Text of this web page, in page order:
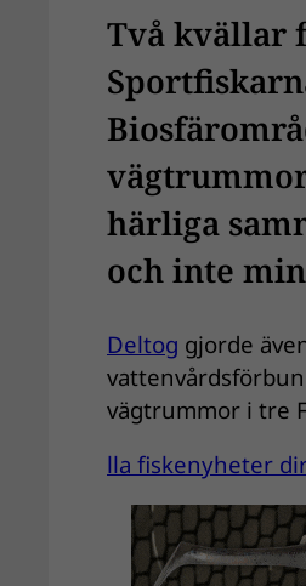
Två kvällar
härliga
och inte
Deltog gjorde
vägtrummor i tre
lla fiskenyheter